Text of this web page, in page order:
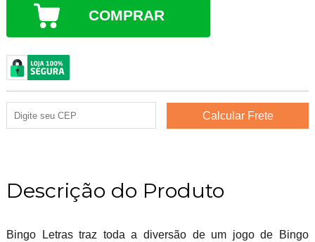
COMPRAR
Descrição do Produto
Bingo Letras traz toda a diversão de um jogo de Bingo